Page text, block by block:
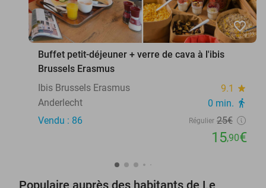
favorite_border
Buffet petit-déjeuner + verre de cava à l'ibis
Brussels Erasmus
Ibis Brussels Erasmus
9.1 star
Anderlecht 0 min. directions_walk
Vendu : 86 Régulier 25€
15,90€